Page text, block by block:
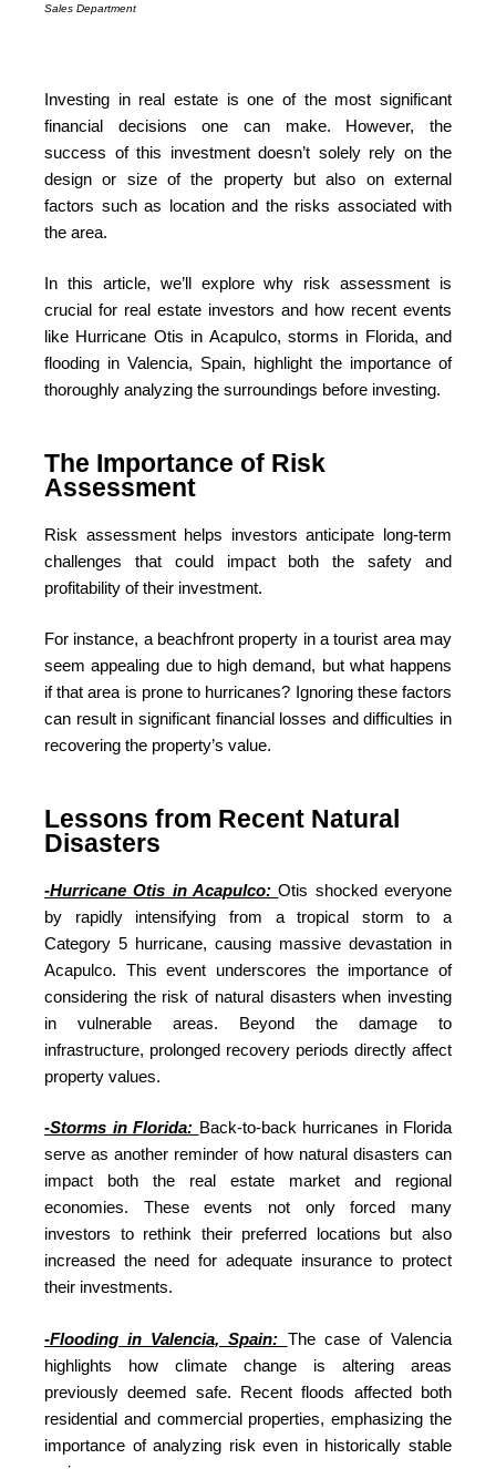
Sales Department
Investing in real estate is one of the most significant
financial decisions one can make. However, the
success of this investment doesn’t solely rely on the
design or size of the property but also on external
factors such as location and the risks associated with
the area.
In this article, we’ll explore why risk assessment is
crucial for real estate investors and how recent events
like Hurricane Otis in Acapulco, storms in Florida, and
flooding in Valencia, Spain, highlight the importance of
thoroughly analyzing the surroundings before investing.
The Importance of Risk
Assessment
Risk assessment helps investors anticipate long-term
challenges that could impact both the safety and
profitability of their investment.
For instance, a beachfront property in a tourist area may
seem appealing due to high demand, but what happens
if that area is prone to hurricanes? Ignoring these factors
can result in significant financial losses and difficulties in
recovering the property’s value.
Lessons from Recent Natural
Disasters
-Hurricane Otis in Acapulco:Otis shocked everyone
by rapidly intensifying from a tropical storm to a
Category 5 hurricane, causing massive devastation in
Acapulco. This event underscores the importance of
considering the risk of natural disasters when investing
in vulnerable areas. Beyond the damage to
infrastructure, prolonged recovery periods directly affect
property values.
-Storms in Florida: Back-to-back hurricanes in Florida
serve as another reminder of how natural disasters can
impact both the real estate market and regional
economies. These events not only forced many
investors to rethink their preferred locations but also
increased the need for adequate insurance to protect
their investments.
-Flooding in Valencia, Spain: The case of Valencia
highlights how climate change is altering areas
previously deemed safe. Recent floods affected both
residential and commercial properties, emphasizing the
importance of analyzing risk even in historically stable